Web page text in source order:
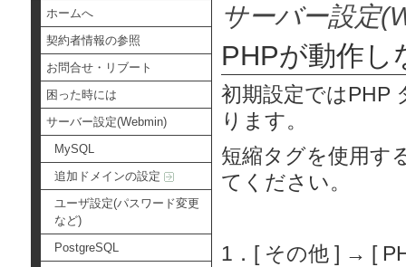
ホームへ
契約者情報の参照
お問合せ・リブート
困った時には
サーバー設定(Webmin)
MySQL
追加ドメインの設定
ユーザ設定(パスワード変更
など)
PostgreSQL
サーバー設定
PHPが動作し
初期設定ではPHP
ります。
短縮タグを使用す
てください。
1．[ その他 ] → [